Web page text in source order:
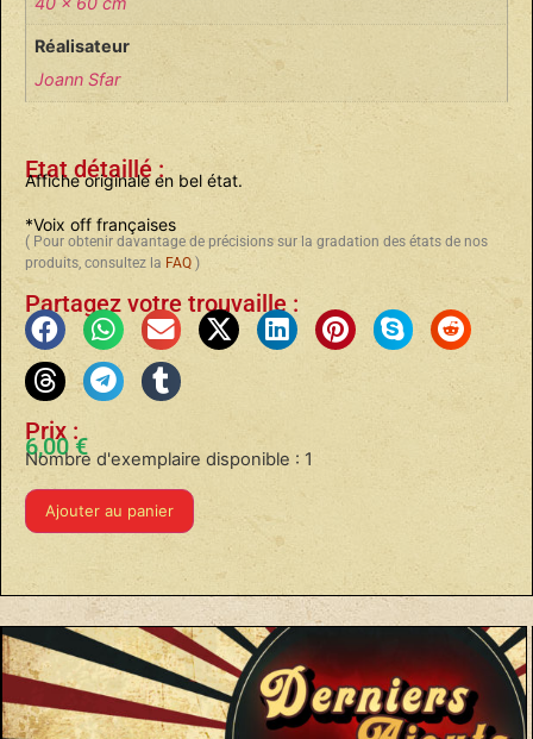
Réalisateur
Joann Sfar
Etat détaillé :
Affiche originale en bel état.
*Voix off françaises
( Pour obtenir davantage de précisions sur la gradation des états de nos
produits, consultez la FAQ )
Partagez votre trouvaille :
Prix :
6,00€
Nombre d'exemplaire disponible : 1
Ajouter au panier